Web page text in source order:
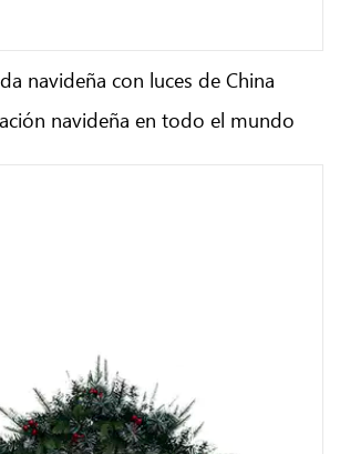
navideña con luces de China
navideña en todo el mundo